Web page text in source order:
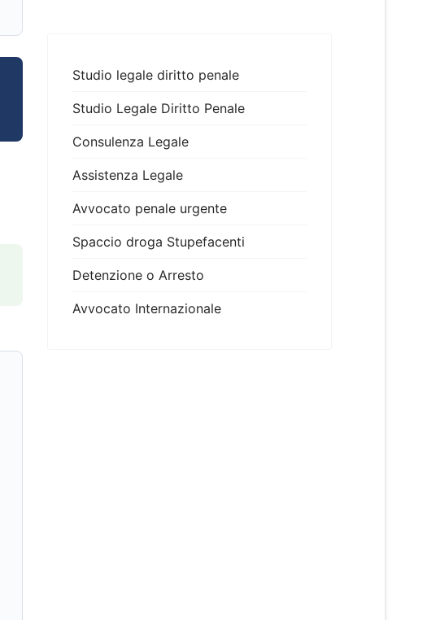
Studio legale diritto penale
Studio Legale Diritto Penale
Consulenza Legale
Assistenza Legale
Avvocato penale urgente
Spaccio droga Stupefacenti
Detenzione o Arresto
Avvocato Internazionale